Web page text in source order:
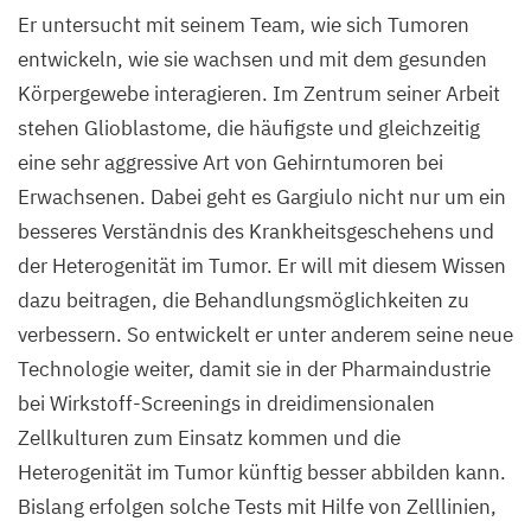
Er untersucht mit seinem Team, wie sich Tumoren
entwickeln, wie sie wachsen und mit dem gesunden
Körpergewebe interagieren. Im Zentrum seiner Arbeit
stehen Glioblastome, die häufigste und gleichzeitig
eine sehr aggressive Art von Gehirntumoren bei
Erwachsenen. Dabei geht es Gargiulo nicht nur um ein
besseres Verständnis des Krankheitsgeschehens und
der Heterogenität im Tumor. Er will mit diesem Wissen
dazu beitragen, die Behandlungsmöglichkeiten zu
verbessern. So entwickelt er unter anderem seine neue
Technologie weiter, damit sie in der Pharmaindustrie
bei Wirkstoff-Screenings in dreidimensionalen
Zellkulturen zum Einsatz kommen und die
Heterogenität im Tumor künftig besser abbilden kann.
Bislang erfolgen solche Tests mit Hilfe von Zelllinien,